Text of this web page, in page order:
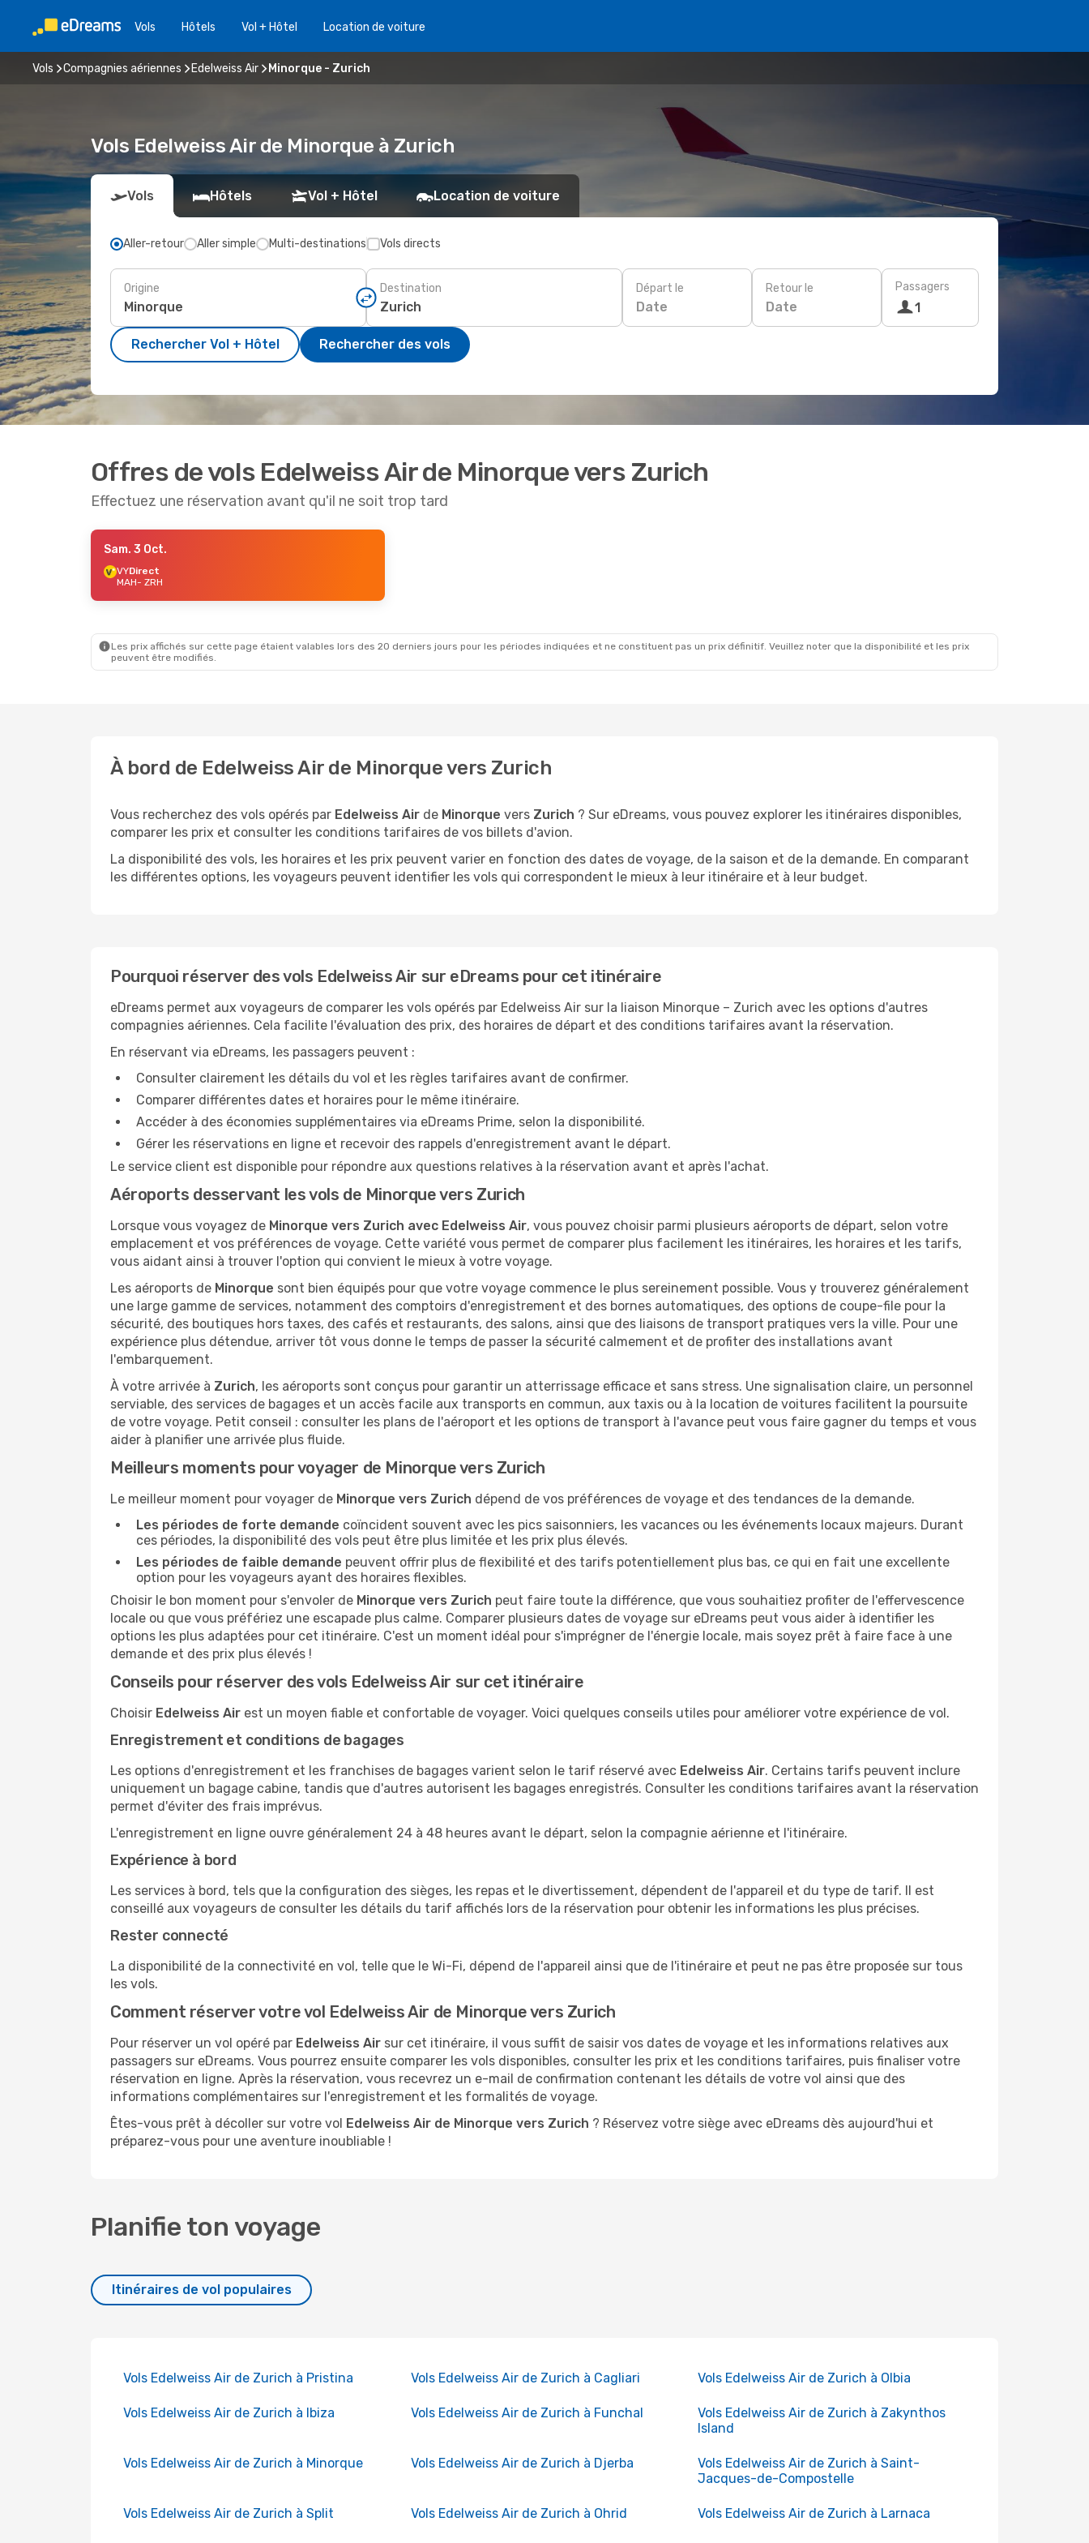
Vols Hôtels Vol + Hôtel Location de voiture
Vols Compagnies aériennes Edelweiss Air Minorque - Zurich
Vols Edelweiss Air de Minorque à Zurich
Vols Hôtels Vol + Hôtel Location de voiture
Aller-retour Aller simple Multi-destinations Vols directs
Origine Destination Départ le
Date
Retour le
Date
Passagers
1
Rechercher Vol + Hôtel Rechercher des vols
Offres de vols Edelweiss Air de Minorque vers Zurich
Effectuez une réservation avant qu'il ne soit trop tard
Sam. 3 Oct.
VYDirect
MAH- ZRH
Les prix affichés sur cette page étaient valables lors des 20 derniers jours pour les périodes indiquées et ne constituent pas un prix définitif. Veuillez noter que la disponibilité et les prix
peuvent être modifiés.
À bord de Edelweiss Air de Minorque vers Zurich
Vous recherchez des vols opérés par Edelweiss Air de Minorque vers Zurich ? Sur eDreams, vous pouvez explorer les itinéraires disponibles,
comparer les prix et consulter les conditions tarifaires de vos billets d'avion.
La disponibilité des vols, les horaires et les prix peuvent varier en fonction des dates de voyage, de la saison et de la demande. En comparant
les différentes options, les voyageurs peuvent identifier les vols qui correspondent le mieux à leur itinéraire et à leur budget.
Pourquoi réserver des vols Edelweiss Air sur eDreams pour cet itinéraire
eDreams permet aux voyageurs de comparer les vols opérés par Edelweiss Air sur la liaison Minorque – Zurich avec les options d'autres
compagnies aériennes. Cela facilite l'évaluation des prix, des horaires de départ et des conditions tarifaires avant la réservation.
En réservant via eDreams, les passagers peuvent :
Consulter clairement les détails du vol et les règles tarifaires avant de confirmer.
Comparer différentes dates et horaires pour le même itinéraire.
Accéder à des économies supplémentaires via eDreams Prime, selon la disponibilité.
Gérer les réservations en ligne et recevoir des rappels d'enregistrement avant le départ.
Le service client est disponible pour répondre aux questions relatives à la réservation avant et après l'achat.
Aéroports desservant les vols de Minorque vers Zurich
Lorsque vous voyagez de Minorque vers Zurich avec Edelweiss Air, vous pouvez choisir parmi plusieurs aéroports de départ, selon votre
emplacement et vos préférences de voyage. Cette variété vous permet de comparer plus facilement les itinéraires, les horaires et les tarifs,
vous aidant ainsi à trouver l'option qui convient le mieux à votre voyage.
Les aéroports de Minorque sont bien équipés pour que votre voyage commence le plus sereinement possible. Vous y trouverez généralement
une large gamme de services, notamment des comptoirs d'enregistrement et des bornes automatiques, des options de coupe-file pour la
sécurité, des boutiques hors taxes, des cafés et restaurants, des salons, ainsi que des liaisons de transport pratiques vers la ville. Pour une
expérience plus détendue, arriver tôt vous donne le temps de passer la sécurité calmement et de profiter des installations avant
l'embarquement.
À votre arrivée à Zurich, les aéroports sont conçus pour garantir un atterrissage efficace et sans stress. Une signalisation claire, un personnel
serviable, des services de bagages et un accès facile aux transports en commun, aux taxis ou à la location de voitures facilitent la poursuite
de votre voyage. Petit conseil : consulter les plans de l'aéroport et les options de transport à l'avance peut vous faire gagner du temps et vous
aider à planifier une arrivée plus fluide.
Meilleurs moments pour voyager de Minorque vers Zurich
Le meilleur moment pour voyager de Minorque vers Zurich dépend de vos préférences de voyage et des tendances de la demande.
Les périodes de forte demande coïncident souvent avec les pics saisonniers, les vacances ou les événements locaux majeurs. Durant
ces périodes, la disponibilité des vols peut être plus limitée et les prix plus élevés.
Les périodes de faible demande peuvent offrir plus de flexibilité et des tarifs potentiellement plus bas, ce qui en fait une excellente
option pour les voyageurs ayant des horaires flexibles.
Choisir le bon moment pour s'envoler de Minorque vers Zurich peut faire toute la différence, que vous souhaitiez profiter de l'effervescence
locale ou que vous préfériez une escapade plus calme. Comparer plusieurs dates de voyage sur eDreams peut vous aider à identifier les
options les plus adaptées pour cet itinéraire. C'est un moment idéal pour s'imprégner de l'énergie locale, mais soyez prêt à faire face à une
demande et des prix plus élevés !
Conseils pour réserver des vols Edelweiss Air sur cet itinéraire
Choisir Edelweiss Air est un moyen fiable et confortable de voyager. Voici quelques conseils utiles pour améliorer votre expérience de vol.
Enregistrement et conditions de bagages
Les options d'enregistrement et les franchises de bagages varient selon le tarif réservé avec Edelweiss Air. Certains tarifs peuvent inclure
uniquement un bagage cabine, tandis que d'autres autorisent les bagages enregistrés. Consulter les conditions tarifaires avant la réservation
permet d'éviter des frais imprévus.
L'enregistrement en ligne ouvre généralement 24 à 48 heures avant le départ, selon la compagnie aérienne et l'itinéraire.
Expérience à bord
Les services à bord, tels que la configuration des sièges, les repas et le divertissement, dépendent de l'appareil et du type de tarif. Il est
conseillé aux voyageurs de consulter les détails du tarif affichés lors de la réservation pour obtenir les informations les plus précises.
Rester connecté
La disponibilité de la connectivité en vol, telle que le Wi-Fi, dépend de l'appareil ainsi que de l'itinéraire et peut ne pas être proposée sur tous
les vols.
Comment réserver votre vol Edelweiss Air de Minorque vers Zurich
Pour réserver un vol opéré par Edelweiss Air sur cet itinéraire, il vous suffit de saisir vos dates de voyage et les informations relatives aux
passagers sur eDreams. Vous pourrez ensuite comparer les vols disponibles, consulter les prix et les conditions tarifaires, puis finaliser votre
réservation en ligne. Après la réservation, vous recevrez un e-mail de confirmation contenant les détails de votre vol ainsi que des
informations complémentaires sur l'enregistrement et les formalités de voyage.
Êtes-vous prêt à décoller sur votre vol Edelweiss Air de Minorque vers Zurich ? Réservez votre siège avec eDreams dès aujourd'hui et
préparez-vous pour une aventure inoubliable !
Planifie ton voyage
Itinéraires de vol populaires
Vols Edelweiss Air de Zurich à Pristina Vols Edelweiss Air de Zurich à Cagliari Vols Edelweiss Air de Zurich à Olbia
Vols Edelweiss Air de Zurich à Ibiza Vols Edelweiss Air de Zurich à Funchal
Vols Edelweiss Air de Zurich à Zakynthos
Island
Vols Edelweiss Air de Zurich à Minorque Vols Edelweiss Air de Zurich à Djerba
Vols Edelweiss Air de Zurich à Saint-
Jacques-de-Compostelle
Vols Edelweiss Air de Zurich à Split Vols Edelweiss Air de Zurich à Ohrid Vols Edelweiss Air de Zurich à Larnaca